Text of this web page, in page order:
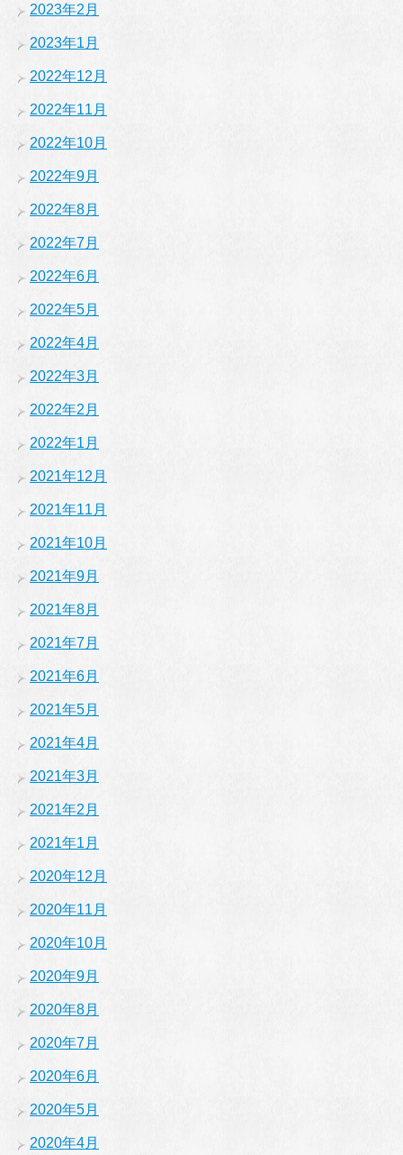
2023年2月
2023年1月
2022年12月
2022年11月
2022年10月
2022年9月
2022年8月
2022年7月
2022年6月
2022年5月
2022年4月
2022年3月
2022年2月
2022年1月
2021年12月
2021年11月
2021年10月
2021年9月
2021年8月
2021年7月
2021年6月
2021年5月
2021年4月
2021年3月
2021年2月
2021年1月
2020年12月
2020年11月
2020年10月
2020年9月
2020年8月
2020年7月
2020年6月
2020年5月
2020年4月